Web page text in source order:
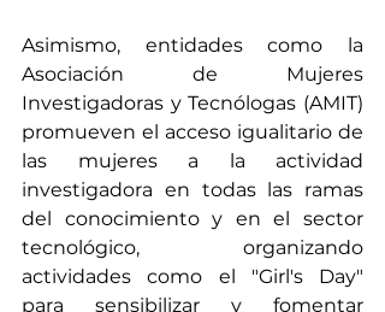
Asimismo, entidades como la
Asociación de Mujeres
Investigadoras y Tecnólogas (AMIT)
promueven el acceso igualitario de
las mujeres a la actividad
investigadora en todas las ramas
del conocimiento y en el sector
tecnológico, organizando
actividades como el "Girl's Day"
para sensibilizar y fomentar